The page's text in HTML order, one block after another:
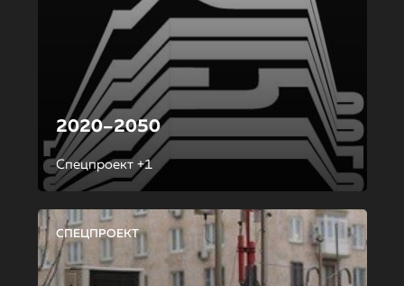
2020–2050
Спецпроект +1
СПЕЦПРОЕКТ